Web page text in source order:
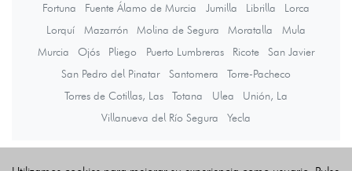
Fortuna
Fuente Álamo de Murcia Jumilla Librilla
Lorca
Lorquí
Mazarrón Molina de Segura Moratalla
Mula
Murcia
Ojós Pliego Puerto Lumbreras Ricote
San Javier
San Pedro del Pinatar
Santomera
Torre-Pacheco
Torres de Cotillas, Las
Totana Ulea
Unión, La
Villanueva del Río Segura
Yecla